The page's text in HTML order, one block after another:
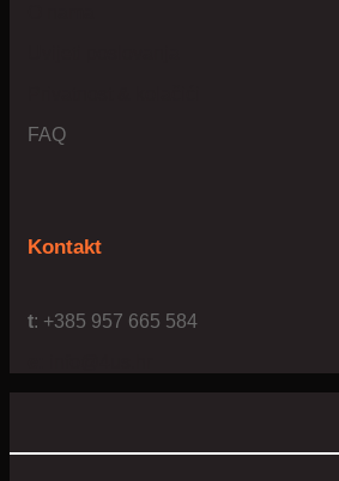
FAQ
Kontakt
t: +385 957 665 584